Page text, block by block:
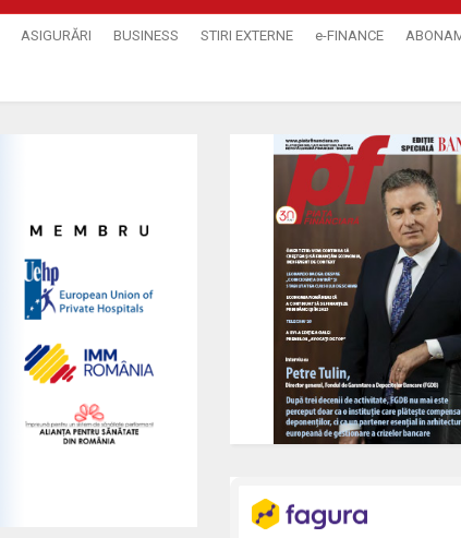
ASIGURĂRI BUSINESS STIRI EXTERNE e-FINANCE